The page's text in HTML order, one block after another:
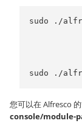
sudo ./
sudo ./
您可以在 Alfresco
console/module-